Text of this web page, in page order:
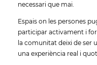
necessari que mai.
Espais on les persones
participar activament i
la comunitat deixi de ser
una experiència real i